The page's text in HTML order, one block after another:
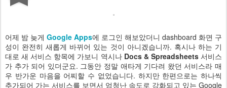
어제 밤 늦게 Google Apps에 로그인 해보았더니 dashboard 화면 구
성이 완전히 새롭게 바뀌어 있는 것이 아니겠습니까. 혹시나 하는 기
대로 새 서비스 항목에 가보니 역시나 Docs & Spreadsheets서비스
가 추가 되어 있더군요. 그동안 정말 애타게 기다려 왔던 서비스라 매
우 반가운 마음을 어찌할 수 없었습니다. 하지만 한편으로는 하나씩
추가되어 가는 서비스를 보면서 엄청난 속도로 강화되고 있는 Google